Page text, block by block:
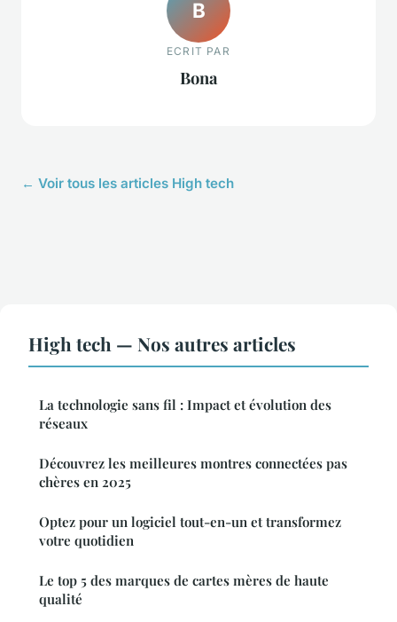
B
ECRIT PAR
Bona
← Voir tous les articles High tech
High tech — Nos autres articles
La technologie sans fil : Impact et évolution des
réseaux
Découvrez les meilleures montres connectées pas
chères en 2025
Optez pour un logiciel tout-en-un et transformez
votre quotidien
Le top 5 des marques de cartes mères de haute
qualité